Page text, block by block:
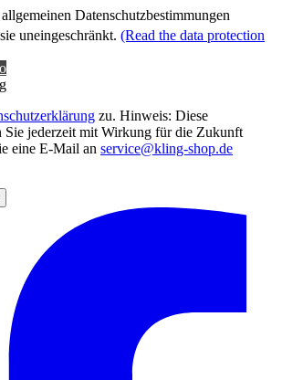
Datenschutzbestimmungen
uneingeschränkt. (Read the data protection
zu. Hinweis: Diese
jederzeit mit Wirkung für die Zukunft
eine E-Mail an service@kling-shop.de